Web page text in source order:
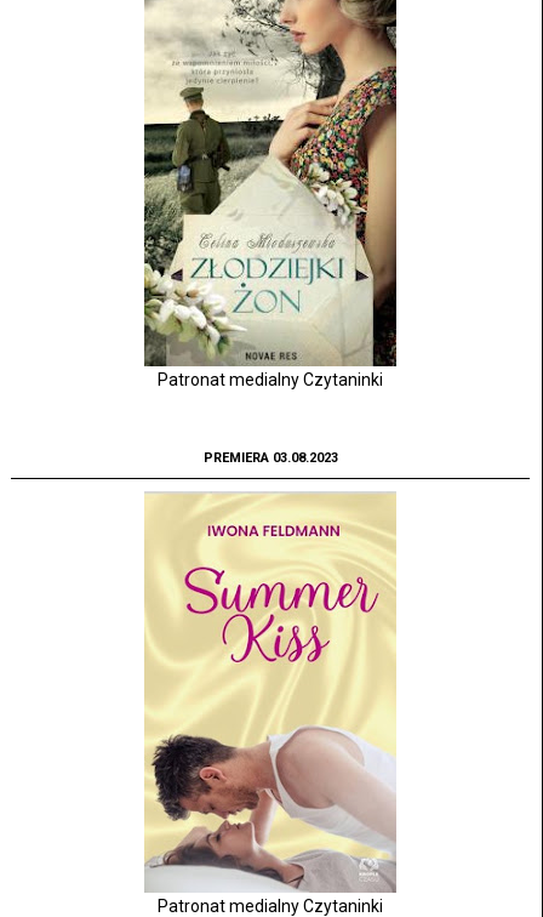
Patronat medialny Czytaninki
PREMIERA 03.08.2023
Patronat medialny Czytaninki